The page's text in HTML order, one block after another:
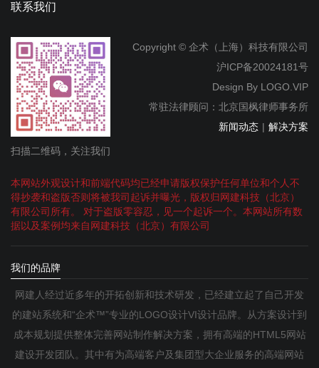
联系我们
扫描二维码，关注我们
Copyright © 企术（上海）科技有限公司
沪ICP备20024181号
Design By LOGO.VIP
常驻法律顾问：北京国枫律师事务所
新闻动态 | 解决方案
本网站外观设计和前端代码均已经申请版权保护任何单位和个人不
得抄袭和盗版否则将被我司起诉并曝光，版权归网建科技（北京）
有限公司所有。 对于盗版零容忍，见一个起诉一个。本网站所有数
据以及案例均来自网建科技（北京）有限公司
我们的品牌
网建人经过近多年的开拓创新和技术研发，已经建立起了自己开发
的建站系统和“企术™”专业的LOGO设计VI设计品牌。从方案设计到
成本规划提供整体完善网站制作解决方案，拥有高端的HTML5网站
建设开发团队。其中有为高端客户及集团型大企业服务的高端网站